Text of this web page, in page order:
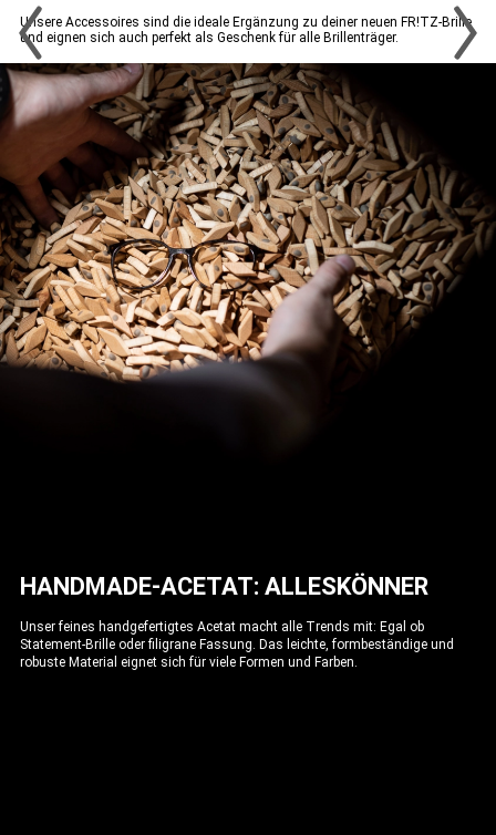
Unsere Accessoires sind die ideale Ergänzung zu deiner neuen FR!TZ-Brille
und eignen sich auch perfekt als Geschenk für alle Brillenträger.
HANDMADE-ACETAT: ALLESKÖNNER
Unser feines handgefertigtes Acetat macht alle Trends mit: Egal ob
Statement-Brille oder filigrane Fassung. Das leichte, formbeständige und
robuste Material eignet sich für viele Formen und Farben.